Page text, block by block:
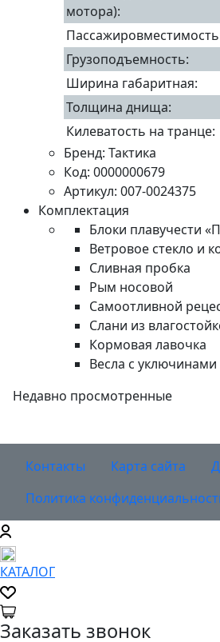
мотора):
Грузоподъемность:
Ширина габаритная:
Толщина днища:
Килеватость на транце:
Бренд: Тактика
Код: 0000000679
Артикул: 007-0024375
Комплектация
Блоки плавучести
Ветровое стекло и
Сливная пробка
Рым носовой
Самоотливной
Слани из
Кормовая лавочка
Весла с уключинами
Недавно просмотренные
Контакты Карта сайта
Политика
КАТАЛОГ
Заказать звонок